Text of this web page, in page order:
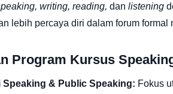
writing, reading, dan listening
lebih percaya diri dalam forum formal
Program Kursus
Speaking & Public Speaking: Fokus